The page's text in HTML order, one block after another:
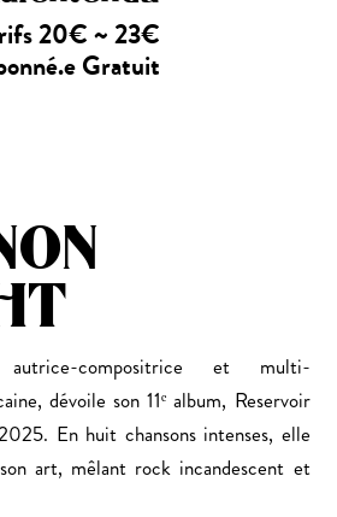
20€ ~ 23€
Gratuit
compositrice et multi-
dévoile son 11ᵉ album, Reservoir
En huit chansons intenses, elle
art, mêlant rock incandescent et